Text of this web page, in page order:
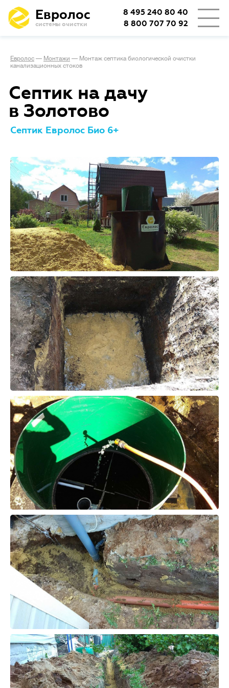
Евролос
системы очистки
8 495 240 80 40
8 800 707 70 92
Евролос — Монтажи — Монтаж септика биологической очистки
канализационных стоков
Септик на дачу
в Золотово
Септик Евролос Био 6+